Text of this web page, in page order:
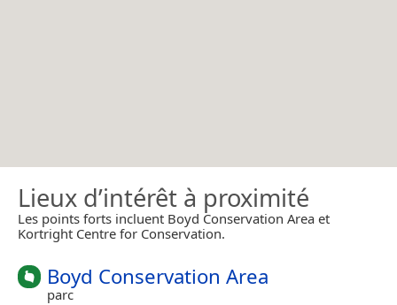
Lieux d’intérêt à proximité
Les points forts incluent Boyd Conservation Area et
Kortright Centre for Conservation.
Boyd Conservation Area
parc